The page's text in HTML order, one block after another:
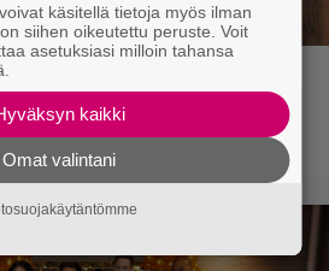
Tutkijat löysivät yhteyden
käsitellä tietoja myös ilman
siihen oikeutettu peruste. Voit
asetuksiasi milloin tahansa
kaikki
Omat valintani